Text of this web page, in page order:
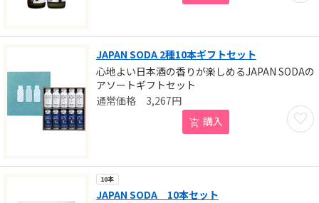
JAPAN SODA 2種10本ギフトセット
心地よい日本酒の香りが楽しめるJAPAN SODAの
アソートギフトセット
お気
3,267円
購入
10本
JAPAN SODA 10本セット